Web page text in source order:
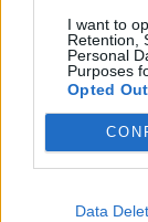
I want to
Retention,
Personal
Purposes
Opted Out
Data
Ντόρα
έρωτα της